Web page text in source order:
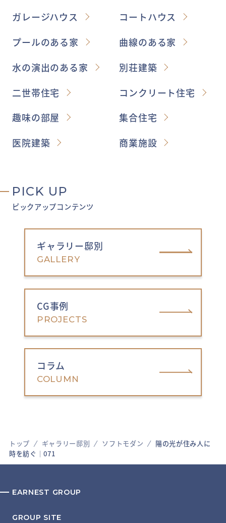
トップ ギャラリー邸別 ソフトモダン
陽の光が住み人に
時を紡ぐ│071
ガレージハウス
コートハウス
プールのある家
曲線のある家
水の演出のある家
別荘建築
二世帯住宅
コンクリート住宅
趣味の部屋
集合住宅
医院建築
商業施設
PICK UP
ピックアップコンテンツ
ギャラリー邸別
GALLERY
CG事例
PROJECTS
コラム
COLUMN
EARNEST GROUP
GROUP SITE